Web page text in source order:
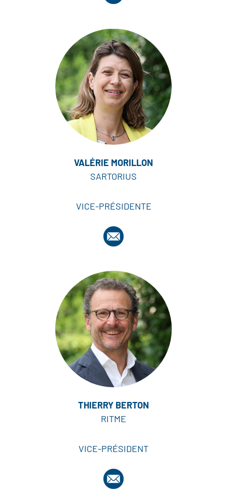
VALÉRIE MORILLON
SARTORIUS
VICE-PRÉSIDENTE
THIERRY BERTON
RITME
VICE-PRÉSIDENT